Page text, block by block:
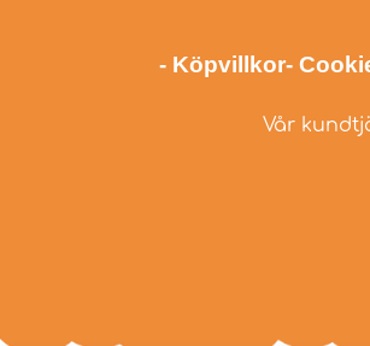
- Köpvillkor-
Vår